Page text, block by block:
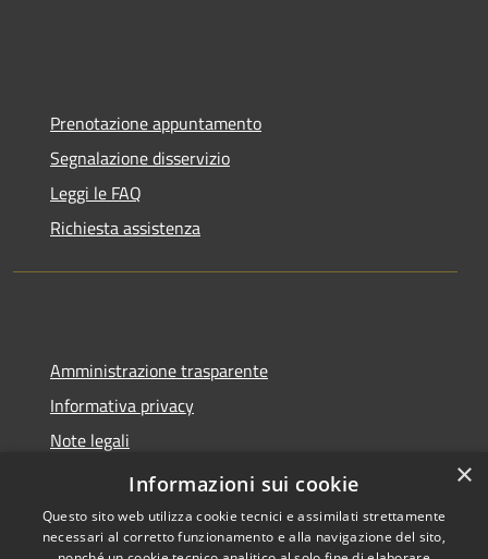
Prenotazione appuntamento
Segnalazione disservizio
Leggi le FAQ
Richiesta assistenza
Amministrazione trasparente
Informativa privacy
Note legali
Dichiarazione di accessibilità
×
Informazioni sui cookie
Questo sito web utilizza cookie tecnici e assimilati strettamente
necessari al corretto funzionamento e alla navigazione del sito,